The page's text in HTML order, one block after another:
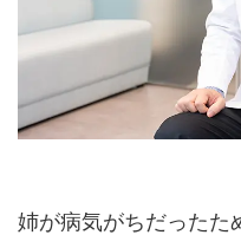
姉が病気がちだったた